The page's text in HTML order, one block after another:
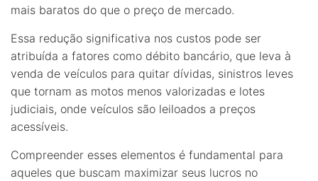
mais baratos do que o preço de mercado.
Essa redução significativa nos custos pode ser
atribuída a fatores como débito bancário, que leva à
venda de veículos para quitar dívidas, sinistros leves
que tornam as motos menos valorizadas e lotes
judiciais, onde veículos são leiloados a preços
acessíveis.
Compreender esses elementos é fundamental para
aqueles que buscam maximizar seus lucros no